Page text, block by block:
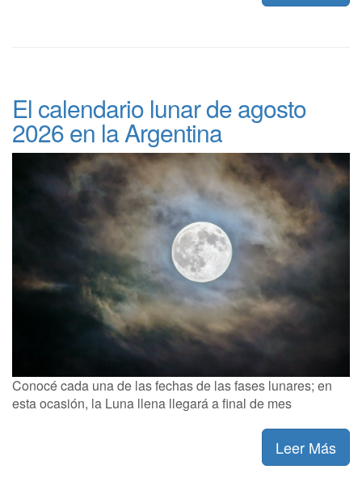
El calendario lunar de agosto
2026 en la Argentina
Conocé cada una de las fechas de las fases lunares; en
esta ocasión, la Luna llena llegará a final de mes
Leer Más